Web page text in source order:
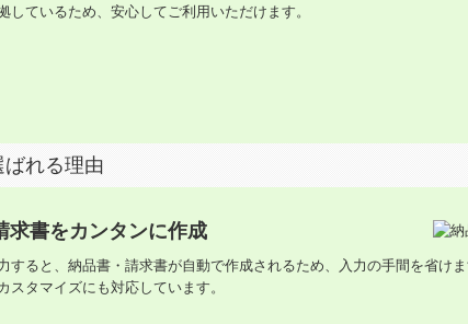
しているため、安心してご利用いただけます。
ばれる理由
求書をカンタンに作成
すると、納品書・請求書が自動で作成されるため、入力の手間を省け
スタマイズにも対応しています。